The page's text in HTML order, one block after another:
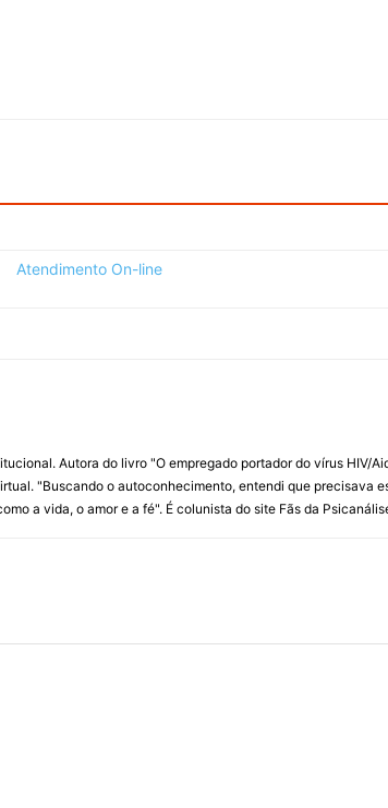
Autora do livro "O empregado portador do vírus HIV/
"Buscando o autoconhecimento, entendi que precisava
a vida, o amor e a fé". É colunista do site Fãs da